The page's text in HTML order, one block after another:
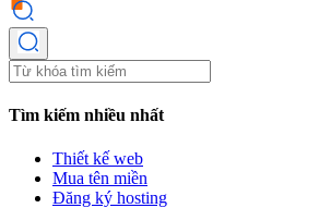
Tìm kiếm nhiều nhất
Thiết kế web
Mua tên miền
Đăng ký hosting